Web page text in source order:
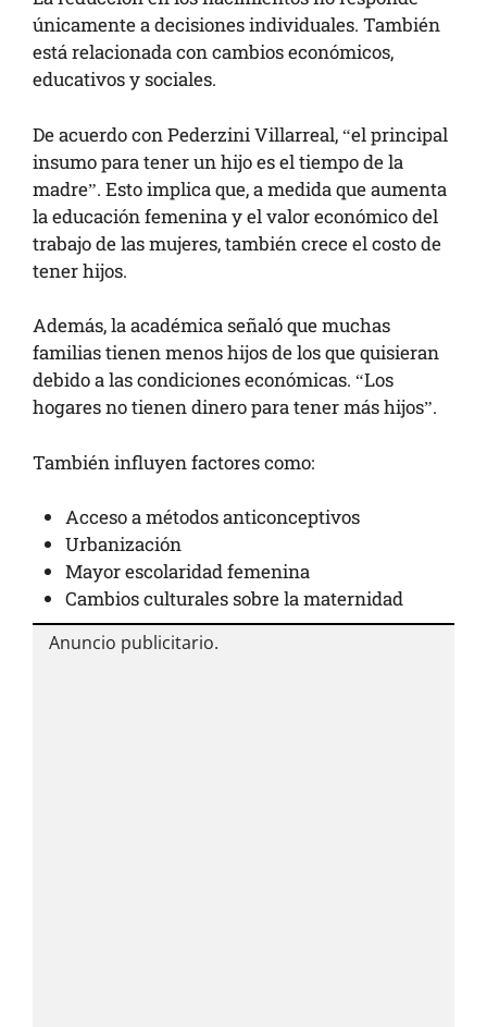
únicamente a decisiones individuales. También
está relacionada con cambios económicos,
educativos y sociales.
De acuerdo con Pederzini Villarreal, “el principal
insumo para tener un hijo es el tiempo de la
madre”. Esto implica que, a medida que aumenta
la educación femenina y el valor económico del
trabajo de las mujeres, también crece el costo de
tener hijos.
Además, la académica señaló que muchas
familias tienen menos hijos de los que quisieran
debido a las condiciones económicas. “Los
hogares no tienen dinero para tener más hijos”.
También influyen factores como:
Acceso a métodos anticonceptivos
Urbanización
Mayor escolaridad femenina
Cambios culturales sobre la maternidad